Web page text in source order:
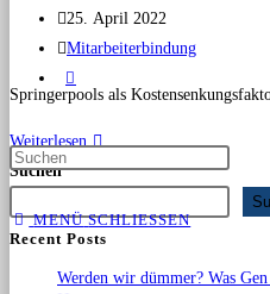
MENÜ SCHLIESSEN
25. April 2022
Mitarbeiterbindung
Springerpools als
Weiterlesen
Suchen
Recent Posts
Werden wir dümmer? Was